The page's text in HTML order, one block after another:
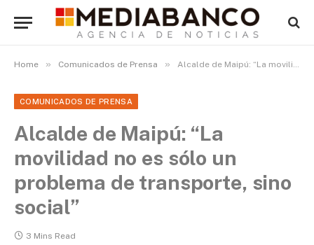
Home » Comunicados de Prensa » Alcalde de Maipú: “La movilidad no es sólo un problema de transporte, sino social”
COMUNICADOS DE PRENSA
Alcalde de Maipú: “La
movilidad no es sólo un
problema de transporte, sino
social”
3 Mins Read